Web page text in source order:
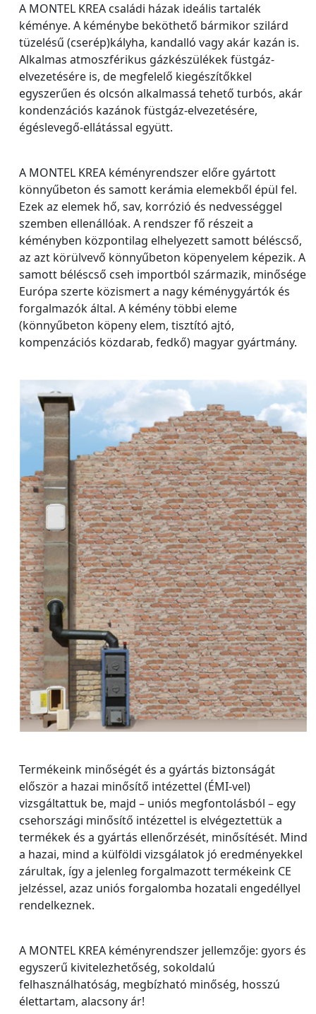
A MONTEL KREA családi házak ideális tartalék
kéménye. A kéménybe beköthető bármikor szilárd
tüzelésű (cserép)kályha, kandalló vagy akár kazán is.
Alkalmas atmoszférikus gázkészülékek füstgáz-
elvezetésére is, de megfelelő kiegészítőkkel
egyszerűen és olcsón alkalmassá tehető turbós, akár
kondenzációs kazánok füstgáz-elvezetésére,
égéslevegő-ellátással együtt.
A MONTEL KREA kéményrendszer előre gyártott
könnyűbeton és samott kerámia elemekből épül fel.
Ezek az elemek hő, sav, korrózió és nedvességgel
szemben ellenállóak. A rendszer fő részeit a
kéményben központilag elhelyezett samott béléscső,
az azt körülvevő könnyűbeton köpenyelem képezik. A
samott béléscső cseh importból származik, minősége
Európa szerte közismert a nagy kéménygyártók és
forgalmazók által. A kémény többi eleme
(könnyűbeton köpeny elem, tisztító ajtó,
kompenzációs közdarab, fedkő) magyar gyártmány.
Termékeink minőségét és a gyártás biztonságát
először a hazai minősítő intézettel (ÉMI-vel)
vizsgáltattuk be, majd – uniós megfontolásból – egy
csehországi minősítő intézettel is elvégeztettük a
termékek és a gyártás ellenőrzését, minősítését. Mind
a hazai, mind a külföldi vizsgálatok jó eredményekkel
zárultak, így a jelenleg forgalmazott termékeink CE
jelzéssel, azaz uniós forgalomba hozatali engedéllyel
rendelkeznek.
A MONTEL KREA kéményrendszer jellemzője: gyors és
egyszerű kivitelezhetőség, sokoldalú
felhasználhatóság, megbízható minőség, hosszú
élettartam, alacsony ár!